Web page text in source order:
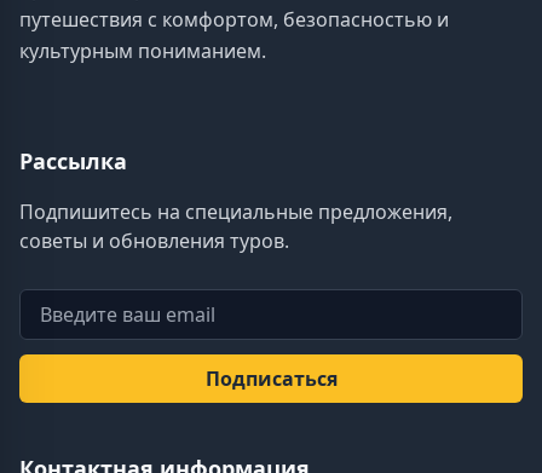
путешествия с комфортом, безопасностью и
культурным пониманием.
Рассылка
Подпишитесь на специальные предложения,
советы и обновления туров.
Электронная почта
Подписаться